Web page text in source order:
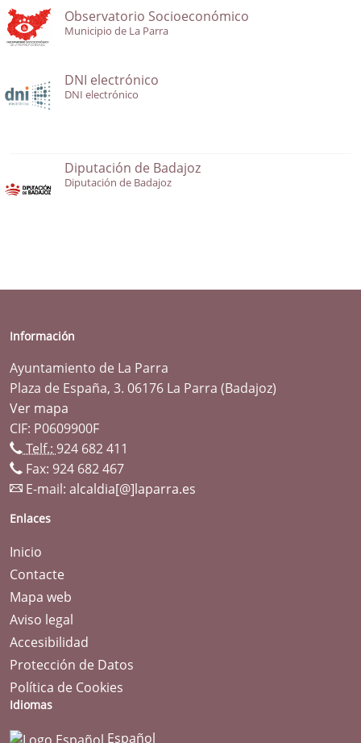
Observatorio Socioeconómico
Municipio de La Parra
DNI electrónico
DNI electrónico
Diputación de Badajoz
Diputación de Badajoz
Información
Ayuntamiento de La Parra
Plaza de España, 3. 06176 La Parra (Badajoz)
Ver mapa
CIF: P0609900F
Telf.: 924 682 411
Fax: 924 682 467
E-mail: alcaldia[@]laparra.es
Enlaces
Inicio
Contacte
Mapa web
Aviso legal
Accesibilidad
Protección de Datos
Política de Cookies
Idiomas
Español